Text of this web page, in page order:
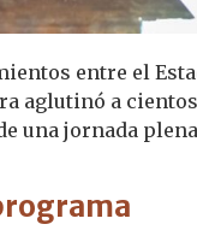
entre el
aglutinó a
una jornada